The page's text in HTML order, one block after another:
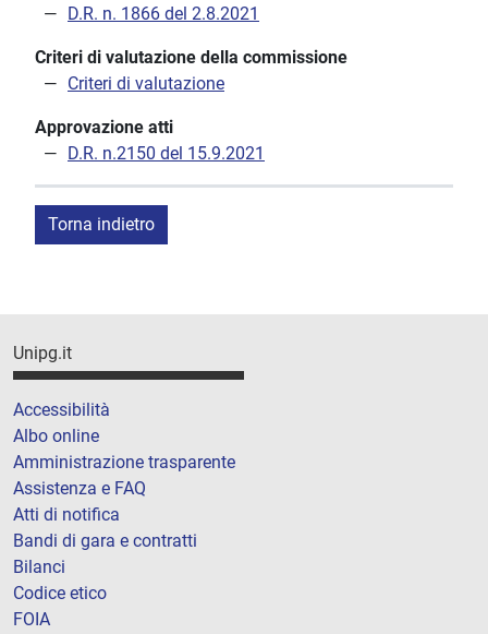
D.R. n. 1866 del 2.8.2021
Criteri di valutazione della commissione
Criteri di valutazione
Approvazione atti
D.R. n.2150 del 15.9.2021
Torna indietro
Unipg.it
Accessibilità
Albo online
Amministrazione trasparente
Assistenza e FAQ
Atti di notifica
Bandi di gara e contratti
Bilanci
Codice etico
FOIA